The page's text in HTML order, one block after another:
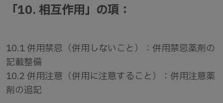
「10. 相互作用」の項：
10.1 併用禁忌（併用しないこと）：併用禁忌薬剤の
記載整備
10.2 併用注意（併用に注意すること）：併用注意薬
剤の追記